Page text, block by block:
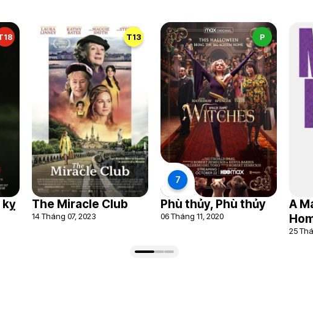
kỵ
T13
The Miracle Club
14 Tháng 07, 2023
P
7
Phù thủy, Phù thủy
06 Tháng 11, 2020
A
25